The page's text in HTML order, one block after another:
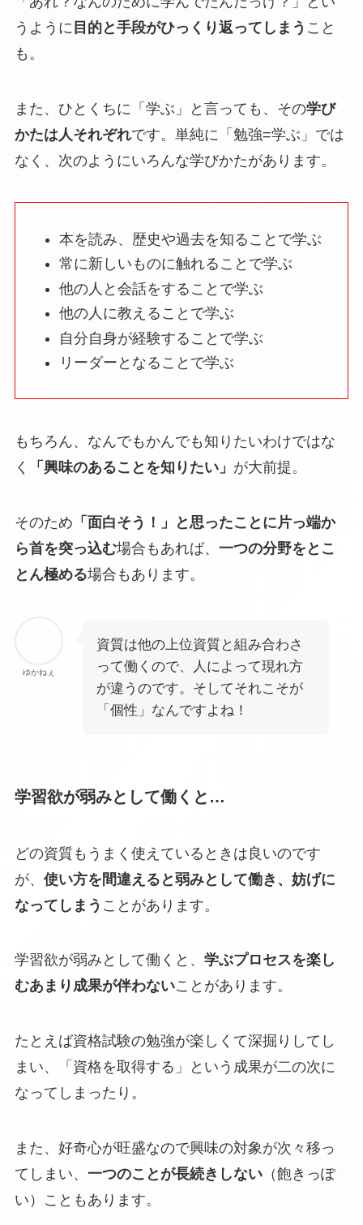
うように 目的と手段がひっくり返ってしまう こと
も。
また、ひとくちに「学ぶ」と言っても、その学び
かたは人それぞれです。単純に「勉強=学ぶ」では
なく、次のようにいろんな学びかたがあります。
本を読み、歴史や過去を知ることで学ぶ
常に新しいものに触れることで学ぶ
他の人と会話をすることで学ぶ
他の人に教えることで学ぶ
自分自身が経験することで学ぶ
リーダーとなることで学ぶ
もちろん、なんでもかんでも知りたいわけではな
く
「興味のあることを知りたい」 が大前提。
そのため 「面白そう！」と思ったことに片っ端か
ら首を突っ込む場合もあれば、 一つの分野をとこ
とん極める場合もあります。
ゆかねぇ
資質は他の上位資質と組み合わさ
って働くので、人によって現れ方
が違うのです。そしてそれこそが
「個性」なんですよね！
学習欲が弱みとして働くと…
どの資質もうまく使えているときは良いのです
が、 使い方を間違えると弱みとして働き、妨げに
なってしまう ことがあります。
学習欲が弱みとして働くと、 学ぶプロセスを楽し
むあまり成果が伴わないことがあります。
たとえば資格試験の勉強が楽しくて深掘りしてし
まい、「資格を取得する」という成果が二の次に
なってしまったり。
また、好奇心が旺盛なので興味の対象が次々移っ
てしまい、 一つのことが長続きしない（飽きっぽ
い）こともあります。